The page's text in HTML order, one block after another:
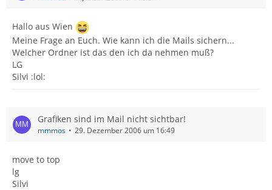
Hallo aus Wien
Meine Frage an Euch. Wie kann ich die Mails sichern...
Welcher Ordner ist das den ich da nehmen muß?
LG
Silvi :lol:
Grafiken sind im Mail nicht sichtbar!
mmmos 29. Dezember 2006 um 16:49
move to top
lg
Silvi